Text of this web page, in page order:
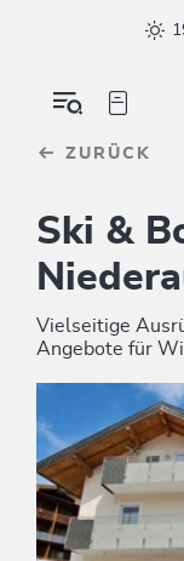
sr.skip-to.main-content
sr.skip-to.table-of-
sr.skip-to.main-
ZURÜCK
Ski &
Vielseitige
Angebote für